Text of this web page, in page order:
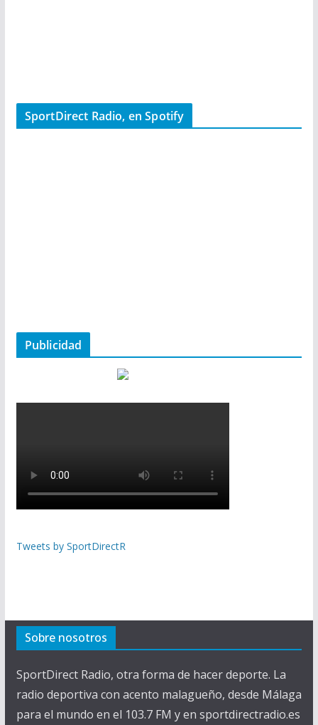
SportDirect Radio, en Spotify
Publicidad
Tweets by SportDirectR
Sobre nosotros
SportDirect Radio, otra forma de hacer deporte. La
radio deportiva con acento malagueño, desde Málaga
para el mundo en el 103.7 FM y en sportdirectradio.es